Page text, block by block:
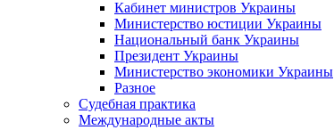
Кабинет министров Украины
Министерство юстиции Украины
Национальный банк Украины
Президент Украины
Министерство экономики Украины
Разное
Судебная практика
Международные акты